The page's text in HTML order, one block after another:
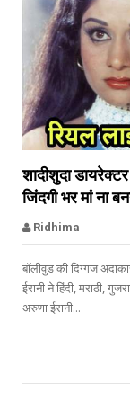

शादीशुदा
जिंदगी भर मां ना
Ridhima
बॉलीवुड की दिग्गज
ईरानी ने हिंदी, मराठी,
अरुणा ईरानी...
Celebs Gossips